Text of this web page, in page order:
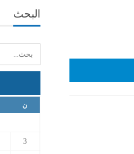
البحث
ن
3